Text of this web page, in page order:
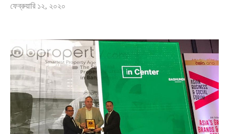
ফেব্রুয়ারি ১২, ২০২০